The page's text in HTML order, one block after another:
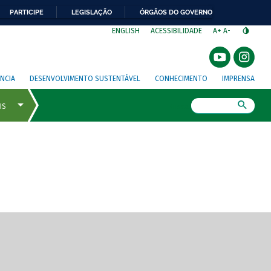
PARTICIPE LEGISLAÇÃO ÓRGÃOS DO GOVERNO
ENGLISH ACESSIBILIDADE A+ A-
DESENVOLVIMENTO SUSTENTÁVEL CONHECIMENTO IMPRENSA
de tela